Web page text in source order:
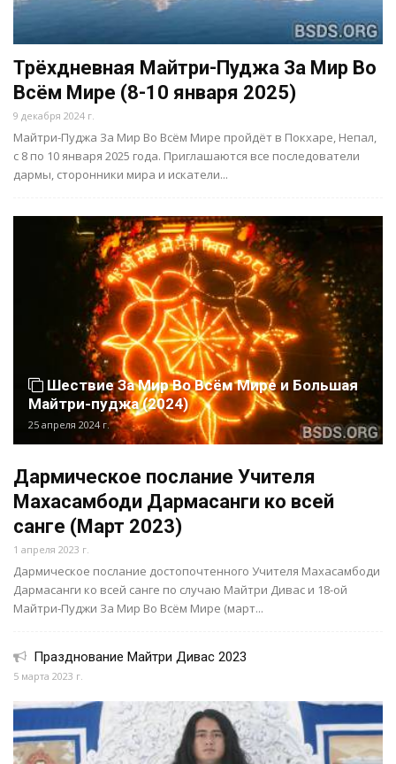
Трёхдневная Майтри-Пуджа За Мир Во
Всём Мире (8-10 января 2025)
9 декабря 2024 г.
Майтри-Пуджа За Мир Во Всём Мире пройдёт в Покхаре, Непал,
с 8 по 10 января 2025 года. Приглашаются все последователи
дармы, сторонники мира и искатели...
Шествие За Мир Во Всём Мире и Большая
Майтри-пуджа (2024)
25 апреля 2024 г.
Дармическое послание Учителя
Махасамбоди Дармасанги ко всей
санге (Март 2023)
1 апреля 2023 г.
Дармическое послание достопочтенного Учителя Махасамбоди
Дармасанги ко всей санге по случаю Майтри Дивас и 18-ой
Майтри-Пуджи За Мир Во Всём Мире (март...
Празднование Майтри Дивас 2023
5 марта 2023 г.